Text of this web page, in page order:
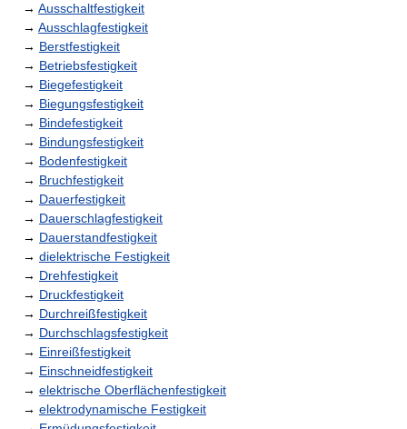
→ Ausschaltfestigkeit
→ Ausschlagfestigkeit
→ Berstfestigkeit
→ Betriebsfestigkeit
→ Biegefestigkeit
→ Biegungsfestigkeit
→ Bindefestigkeit
→ Bindungsfestigkeit
→ Bodenfestigkeit
→ Bruchfestigkeit
→ Dauerfestigkeit
→ Dauerschlagfestigkeit
→ Dauerstandfestigkeit
→ dielektrische Festigkeit
→ Drehfestigkeit
→ Druckfestigkeit
→ Durchreißfestigkeit
→ Durchschlagsfestigkeit
→ Einreißfestigkeit
→ Einschneidfestigkeit
→ elektrische Oberflächenfestigkeit
→ elektrodynamische Festigkeit